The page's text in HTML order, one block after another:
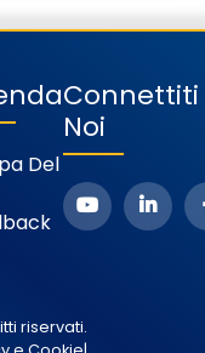
Del
Connettiti
Noi
riservati.